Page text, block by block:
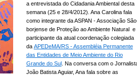
a entrevistada do Cidadania Ambiental desta
semana (25 e 28/4/2012). Ana Carolina fala
como integrante da ASPAN - Associação
borjense de Proteção ao Ambiente Natural e
participante da atual coordenação colegiada
da APEDeMA/RS - Assembléia Permanente
das Entidades de Meio Ambiente do Rio
Grande do Sul. Na conversa com o
João Batista Aguiar, Ana fala sobre as